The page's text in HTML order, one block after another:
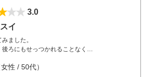
3.0
イ
ました。
ろにもせっつかれることなく
、仕方ないですね。
女性 / 50代）